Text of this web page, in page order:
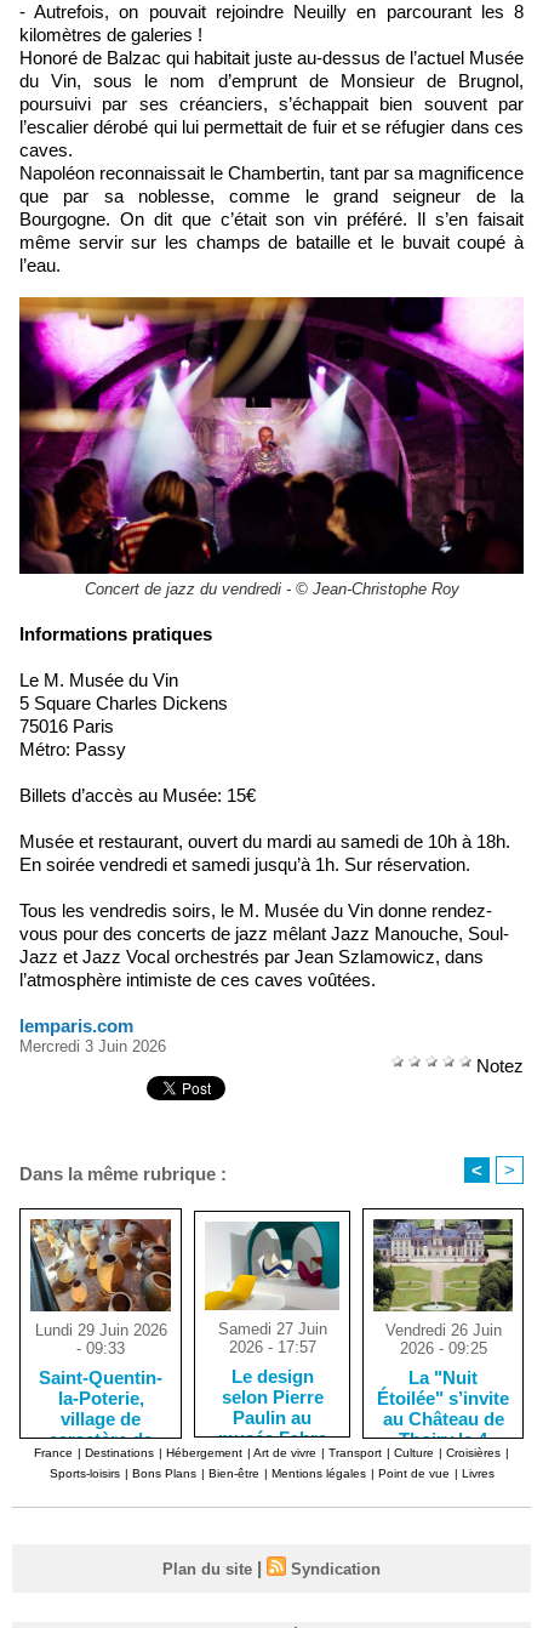
- Autrefois, on pouvait rejoindre Neuilly en parcourant les 8
kilomètres de galeries !
Honoré de Balzac qui habitait juste au-dessus de l’actuel Musée
du Vin, sous le nom d’emprunt de Monsieur de Brugnol,
poursuivi par ses créanciers, s’échappait bien souvent par
l’escalier dérobé qui lui permettait de fuir et se réfugier dans ces
caves.
Napoléon reconnaissait le Chambertin, tant par sa magnificence
que par sa noblesse, comme le grand seigneur de la
Bourgogne. On dit que c’était son vin préféré. Il s’en faisait
même servir sur les champs de bataille et le buvait coupé à
l’eau.
Concert de jazz du vendredi - © Jean-Christophe Roy
Informations pratiques
Le M. Musée du Vin
5 Square Charles Dickens
75016 Paris
Métro: Passy
Billets d’accès au Musée: 15€
Musée et restaurant, ouvert du mardi au samedi de 10h à 18h.
En soirée vendredi et samedi jusqu’à 1h. Sur réservation.
Tous les vendredis soirs, le M. Musée du Vin donne rendez-
vous pour des concerts de jazz mêlant Jazz Manouche, Soul-
Jazz et Jazz Vocal orchestrés par Jean Szlamowicz, dans
l’atmosphère intimiste de ces caves voûtées.
lemparis.com
Mercredi 3 Juin 2026
Notez
Dans la même rubrique : < >
Lundi 29 Juin 2026
- 09:33
Saint-Quentin-
la-Poterie,
village de
caractère de
potiers
céramistes
Samedi 27 Juin
2026 - 17:57
Le design
selon Pierre
Paulin au
musée Fabre
de Montpellier
Vendredi 26 Juin
2026 - 09:25
La "Nuit
Étoilée" s’invite
au Château de
Thoiry le 4
juillet
France | Destinations | Hébergement | Art de vivre | Transport | Culture | Croisières |
Sports-loisirs | Bons Plans | Bien-être | Mentions légales | Point de vue | Livres
Plan du site | Syndication